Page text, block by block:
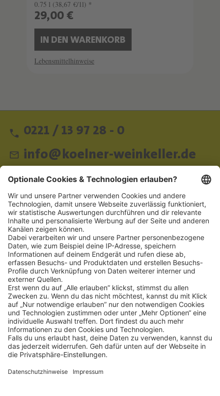
0.75 l (38,67 €/1l) *
29,00 €
IN DEN WARENKORB
Lebensmittelhinweise
0221 / 13 97 28 - 0
info@koelner-weinkeller.de
Schnellzugriff
ZAHLUNGSMETHODEN
SOCIAL
NEWSLETTER
BESUCHEN SIE UNS
Alle Preise inkl. gesetzl. Mehrwertsteuer zzgl. Versandkosten und ggf.
Nachnahmegebühren, wenn nicht anders angegeben.